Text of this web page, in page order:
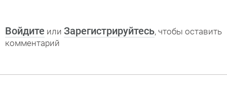
Войдите или Зарегистрируйтесь, чтобы оставить
комментарий